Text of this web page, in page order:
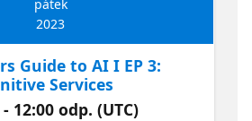
pátek
2023
Guide to AI I EP 3:
Services
12:00 odp. (UTC)